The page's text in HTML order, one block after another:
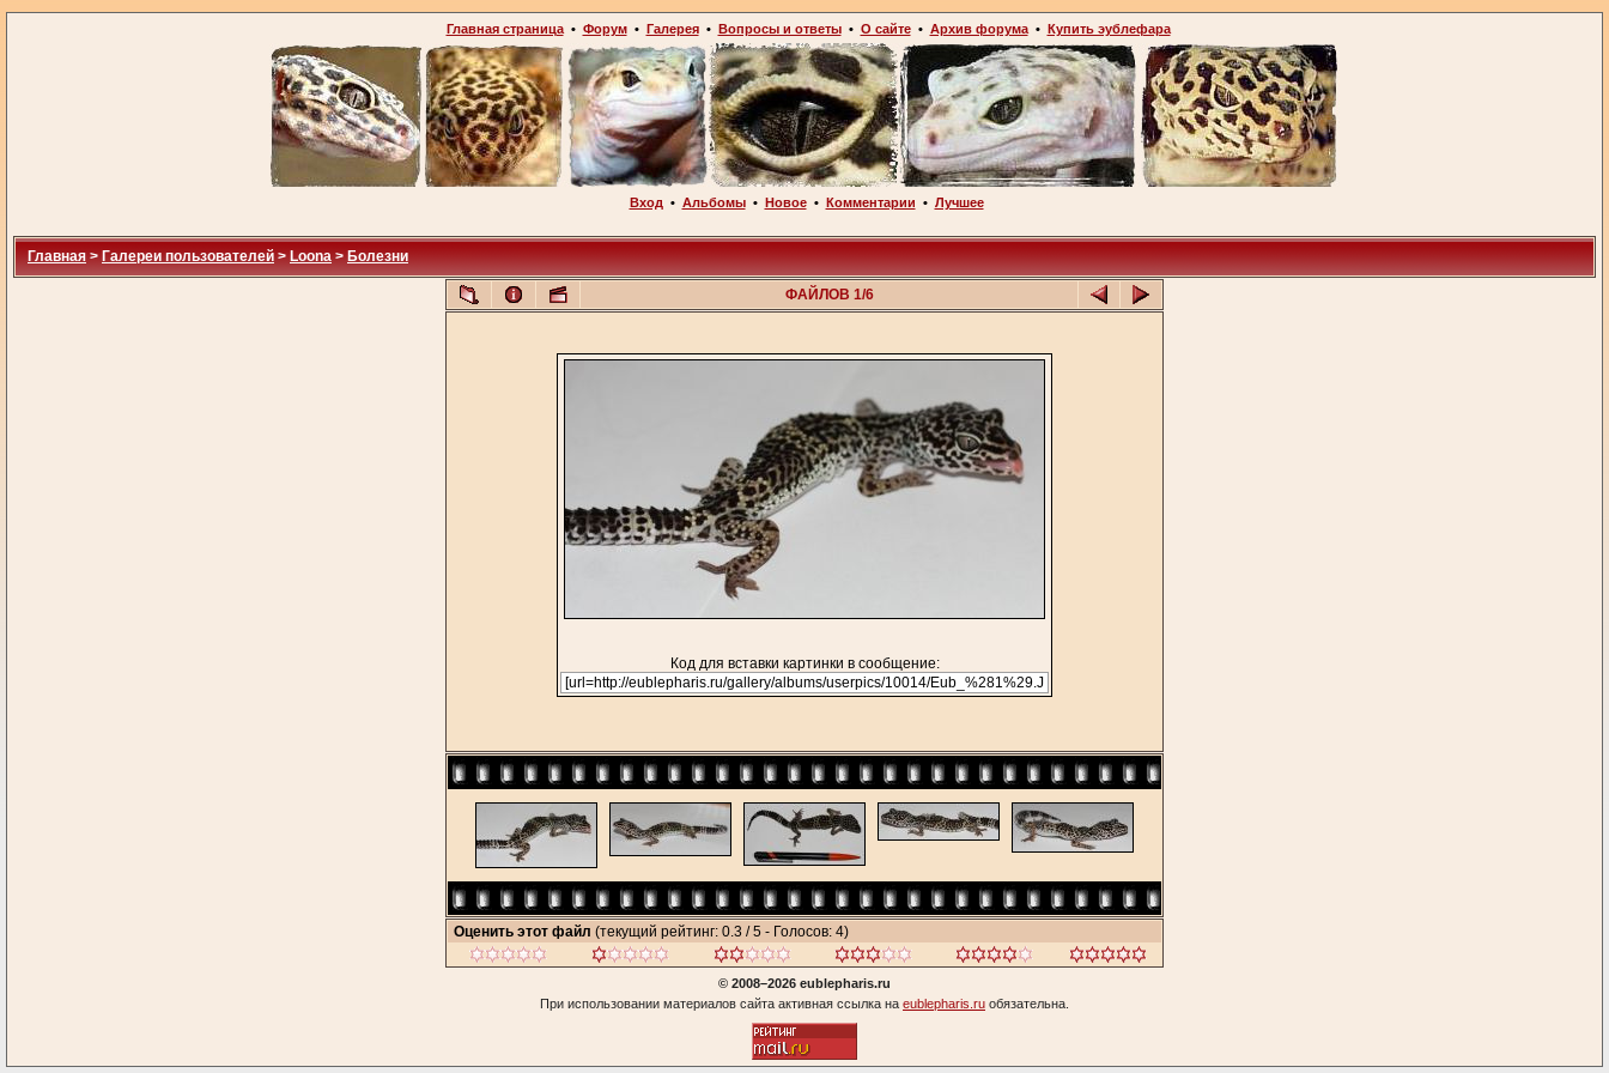
Главная страница• Форум• Галерея• Вопросы и ответы• О сайте• Архив форума• Купить эублефара
Вход • Альбомы• Новое• Комментарии • Лучшее
Главная > Галереи пользователей > Loona > Болезни
ФАЙЛОВ 1/6
Код для вставки картинки в сообщение:
Оценить этот файл (текущий рейтинг: 0.3 / 5 - Голосов: 4)
© 2008–2026 eublepharis.ru
При использовании материалов сайта активная ссылка на eublepharis.ru обязательна.